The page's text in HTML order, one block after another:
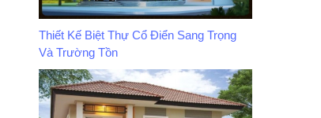
Thiết Kế Biệt Thự Cổ Điển Sang Trọng
Và Trường Tồn